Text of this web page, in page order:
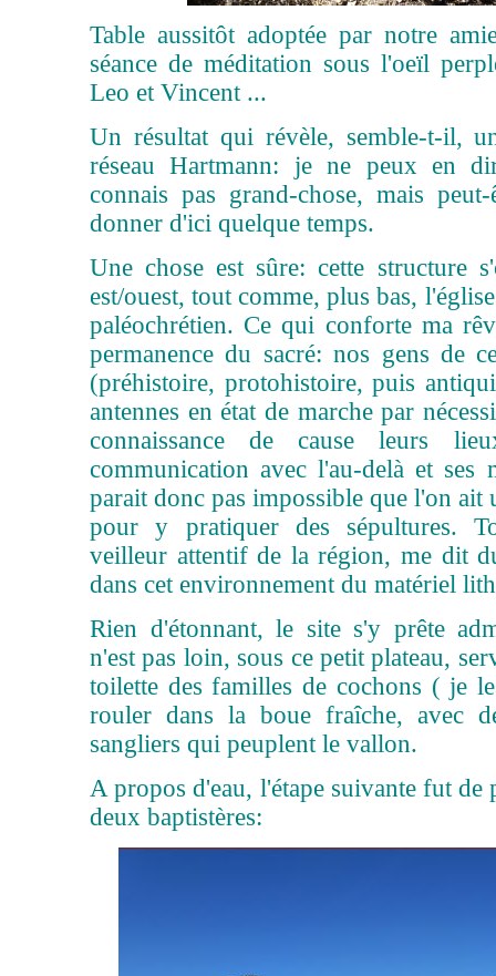
Table aussitôt adoptée par notre
séance de méditation sous l'oeïl
Leo et Vincent ...
Un résultat qui révèle, semble-t-il,
réseau Hartmann: je ne peux en
connais pas grand-chose, mais
donner d'ici quelque temps.
Une chose est sûre: cette structure
est/ouest, tout comme, plus bas,
paléochrétien. Ce qui conforte ma
permanence du sacré: nos gens de
(préhistoire, protohistoire, puis
antennes en état de marche par
connaissance de cause leurs
communication avec l'au-delà et
parait donc pas impossible que l'on ait
pour y pratiquer des sépultures.
veilleur attentif de la région, me dit
dans cet environnement du matériel
Rien d'étonnant, le site s'y prête
n'est pas loin, sous ce petit plateau,
toilette des familles de cochons ( je
rouler dans la boue fraîche, avec
sangliers qui peuplent le vallon.
A propos d'eau, l'étape suivante fut de
deux baptistères: